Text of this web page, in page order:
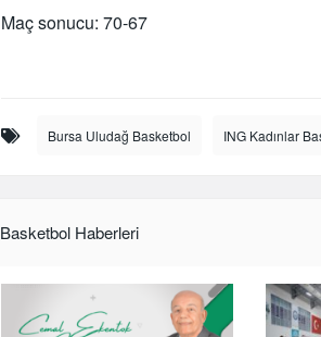
Maç sonucu: 70-67
Bursa Uludağ Basketbol ING Kadınlar
Basketbol Haberleri